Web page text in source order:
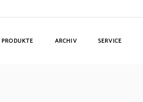
PRODUKTE ARCHIV SERVICE